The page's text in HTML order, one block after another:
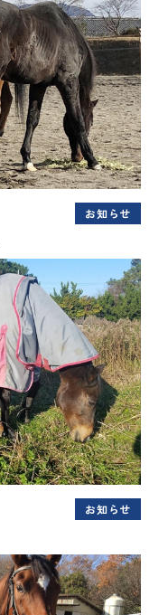
お知らせ
お知らせ